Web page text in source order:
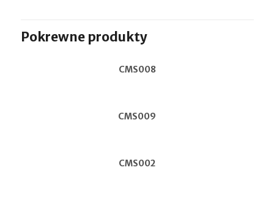
Pokrewne produkty
CMS008
CMS009
CMS002